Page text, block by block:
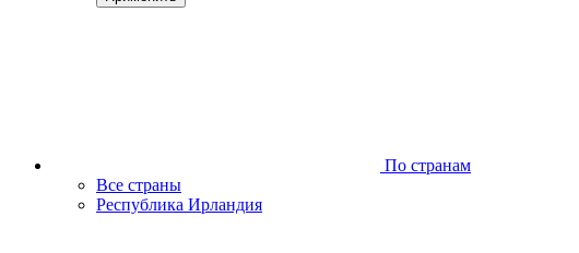
По странам
Все страны
Республика Ирландия